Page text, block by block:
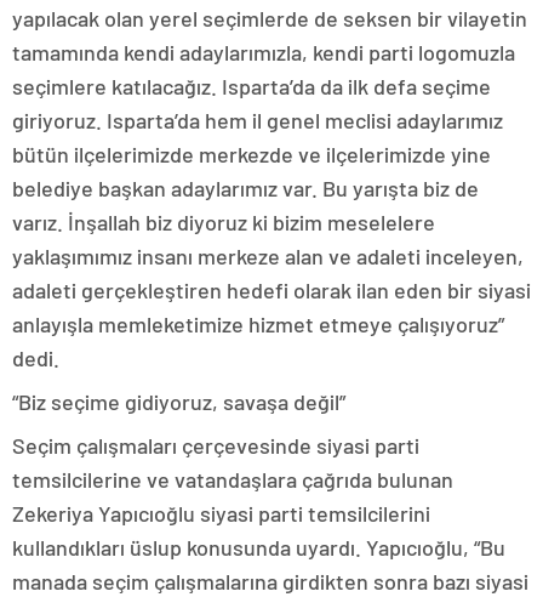
yapılacak olan yerel seçimlerde de seksen bir vilayetin
tamamında kendi adaylarımızla, kendi parti logomuzla
seçimlere katılacağız. Isparta’da da ilk defa seçime
giriyoruz. Isparta’da hem il genel meclisi adaylarımız
bütün ilçelerimizde merkezde ve ilçelerimizde yine
belediye başkan adaylarımız var. Bu yarışta biz de
varız. İnşallah biz diyoruz ki bizim meselelere
yaklaşımımız insanı merkeze alan ve adaleti inceleyen,
adaleti gerçekleştiren hedefi olarak ilan eden bir siyasi
anlayışla memleketimize hizmet etmeye çalışıyoruz”
dedi.
“Biz seçime gidiyoruz, savaşa değil”
Seçim çalışmaları çerçevesinde siyasi parti
temsilcilerine ve vatandaşlara çağrıda bulunan
Zekeriya Yapıcıoğlu siyasi parti temsilcilerini
kullandıkları üslup konusunda uyardı. Yapıcıoğlu, “Bu
manada seçim çalışmalarına girdikten sonra bazı siyasi